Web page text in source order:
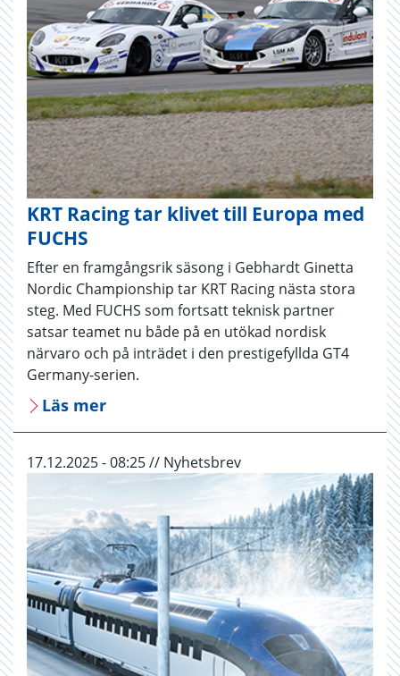
KRT Racing tar klivet till Europa med
FUCHS
Efter en framgångsrik säsong i Gebhardt Ginetta
Nordic Championship tar KRT Racing nästa stora
steg. Med FUCHS som fortsatt teknisk partner
satsar teamet nu både på en utökad nordisk
närvaro och på inträdet i den prestigefyllda GT4
Germany-serien.
Läs mer
17.12.2025 - 08:25 // Nyhetsbrev